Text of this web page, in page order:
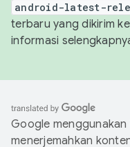
android-latest-
terbaru yang dikirim
informasi
Google
menerjemahkan